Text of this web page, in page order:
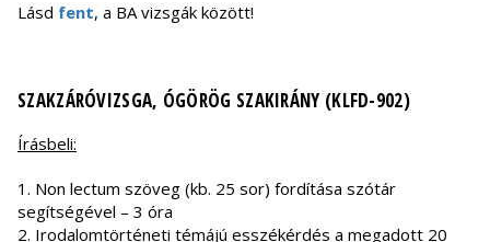
Lásd fent, a BA vizsgák között!
SZAKZÁRÓVIZSGA, ÓGÖRÖG SZAKIRÁNY (KLFD-902)
Írásbeli:
1. Non lectum szöveg (kb. 25 sor) fordítása szótár
segítségével – 3 óra
2. Irodalomtörténeti témájú esszékérdés a megadott 20